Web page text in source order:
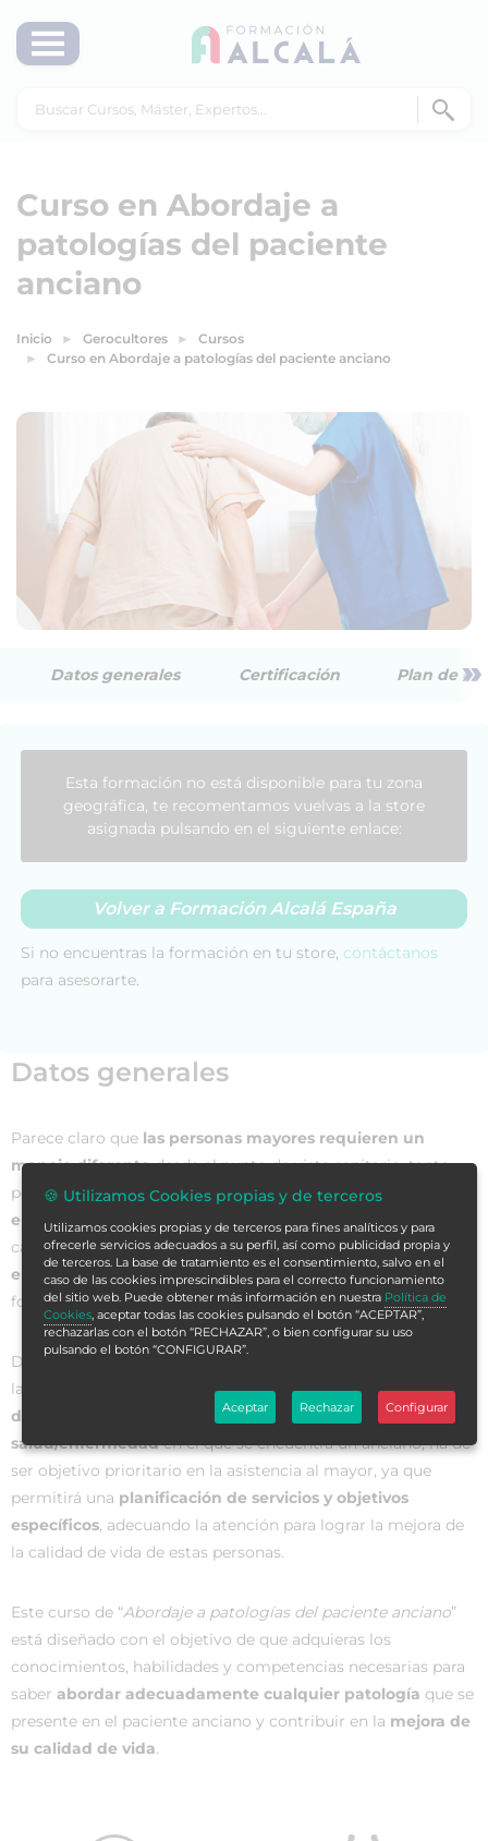
Curso en Abordaje a
patologías del paciente
anciano
Inicio Gerocultores
Cursos
Curso en Abordaje a patologías del paciente anciano
Datos generales Certificación Plan de »
Datos generales
Parece claro que las personas mayores requieren un
manejo diferentedesde el punto de vista sanitario, tanto
por las características propias que confiereel
envejecimiento , con la tendencia a la dependencia
característica del anciano, como por ladiferente forma de
enfermedad . No obstante, tampoco se puede establecer de
forma general la atención a todos los ancianos.
De hecho, a pesar de tratarse de un mismo grupo de edad,
las personas ancianas puedenvivir su vejez de formas muy
diferentes
. En este sentido, llegar a
establecer el estado de
salud/enfermedaden el que se encuentra un anciano, ha de
ser objetivo prioritario en la asistencia al mayor, ya que
permitirá una planificación de servicios y objetivos
específicos, adecuando la atención para lograr la mejora de
la calidad de vida de estas personas.
Este curso de “Abordaje a patologías del paciente anciano”
está diseñado con el objetivo de que adquieras los
conocimientos, habilidades y competencias necesarias para
saber abordar adecuadamente cualquier patología que se
presente en el paciente anciano y contribuir en la mejora de
su calidad de vida.
Esta formación no está disponible para tu zona
geográfica, te recomentamos vuelvas a la store
asignada pulsando en el siguiente enlace:
Volver a Formación Alcalá España
Si no encuentras la formación en tu store, contáctanos
para asesorarte.
🍪 Utilizamos Cookies propias y de terceros
Utilizamos cookies propias y de terceros para fines analíticos y para
ofrecerle servicios adecuados a su perfil, así como publicidad propia y
de terceros. La base de tratamiento es el consentimiento, salvo en el
caso de las cookies imprescindibles para el correcto funcionamiento
del sitio web. Puede obtener más información en nuestra Política de
Cookies , aceptar todas las cookies pulsando el botón “ACEPTAR”,
rechazarlas con el botón “RECHAZAR”, o bien configurar su uso
pulsando el botón “CONFIGURAR”.
Aceptar Rechazar Configurar